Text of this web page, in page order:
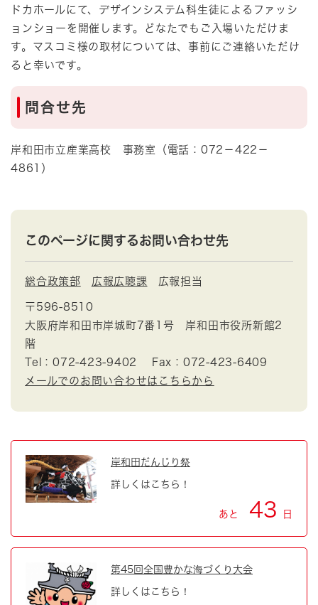
ドカホールにて、デザインシステム科生徒によるファッシ
ョンショーを開催します。どなたでもご入場いただけま
す。マスコミ様の取材については、事前にご連絡いただけ
ると幸いです。
問合せ先
岸和田市立産業高校 事務室（電話：072－422－
4861）
このページに関するお問い合わせ先
総合政策部 広報広聴課 広報担当
〒596-8510
大阪府岸和田市岸城町7番1号 岸和田市役所新館2
階
Tel：072-423-9402
Fax：072-423-6409
メールでのお問い合わせはこちらから
岸和田だんじり祭
詳しくはこちら！
あと 43 日
第45回全国豊かな海づくり大会
詳しくはこちら！